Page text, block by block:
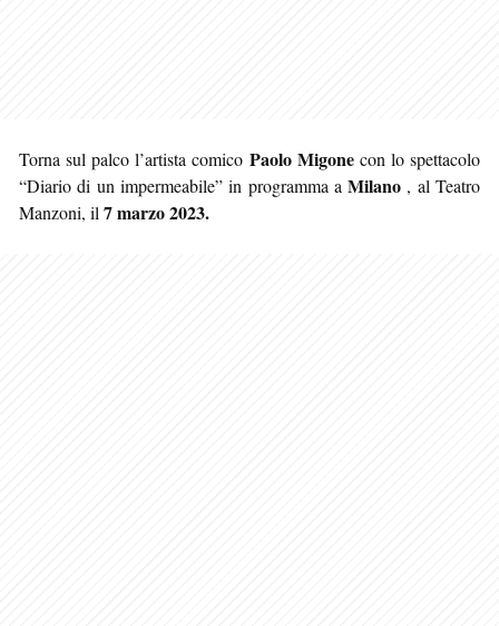
Torna sul palco l’artista comico Paolo Migonecon lo spettacolo
“Diario di un impermeabile” in programma aMilano , al Teatro
Manzoni, il 7 marzo 2023.